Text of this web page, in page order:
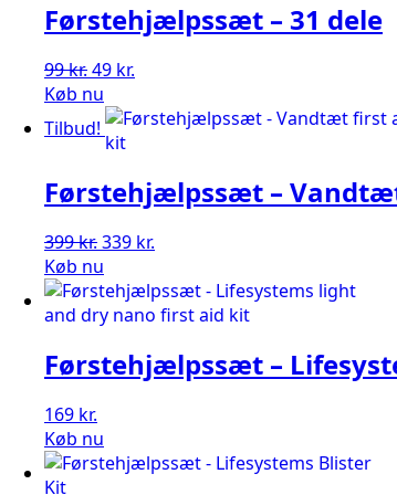
Førstehjælpssæt – 31 dele
99kr.Den
oprindelige
pris
var:
49 kr.
pris
Køb nu
Tilbud!
Førstehjælpssæt –
399kr.Den
oprindelige
pris
var:
339 kr.
pris
er:
Køb nu
Førstehjælpssæt –
169 kr.
Køb nu